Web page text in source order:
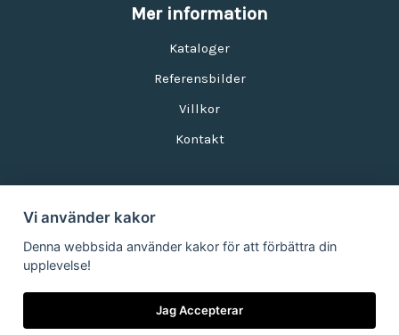
Mer information
Kataloger
Referensbilder
Villkor
Kontakt
Vi använder kakor
Denna webbsida använder kakor för att förbättra din
upplevelse!
Jag Accepterar